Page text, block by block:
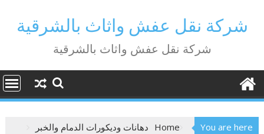
contentشركة نقل عفش واثاث بالشرقية
شركة نقل عفش واثاث بالشرقية
You are here
Home دهانات وديكورات الدمام والخبر